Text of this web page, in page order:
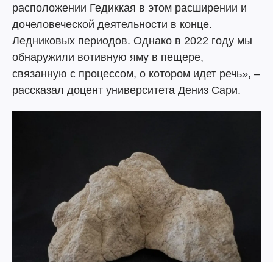
расположении Гедиккая в этом расширении и
дочеловеческой деятельности в конце.
Ледниковых периодов. Однако в 2022 году мы
обнаружили вотивную яму в пещере,
связанную с процессом, о котором идет речь», –
рассказал доцент университета Дениз Сари.